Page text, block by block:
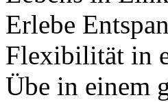
Erlebe
Flexibilität in
Übe in einem